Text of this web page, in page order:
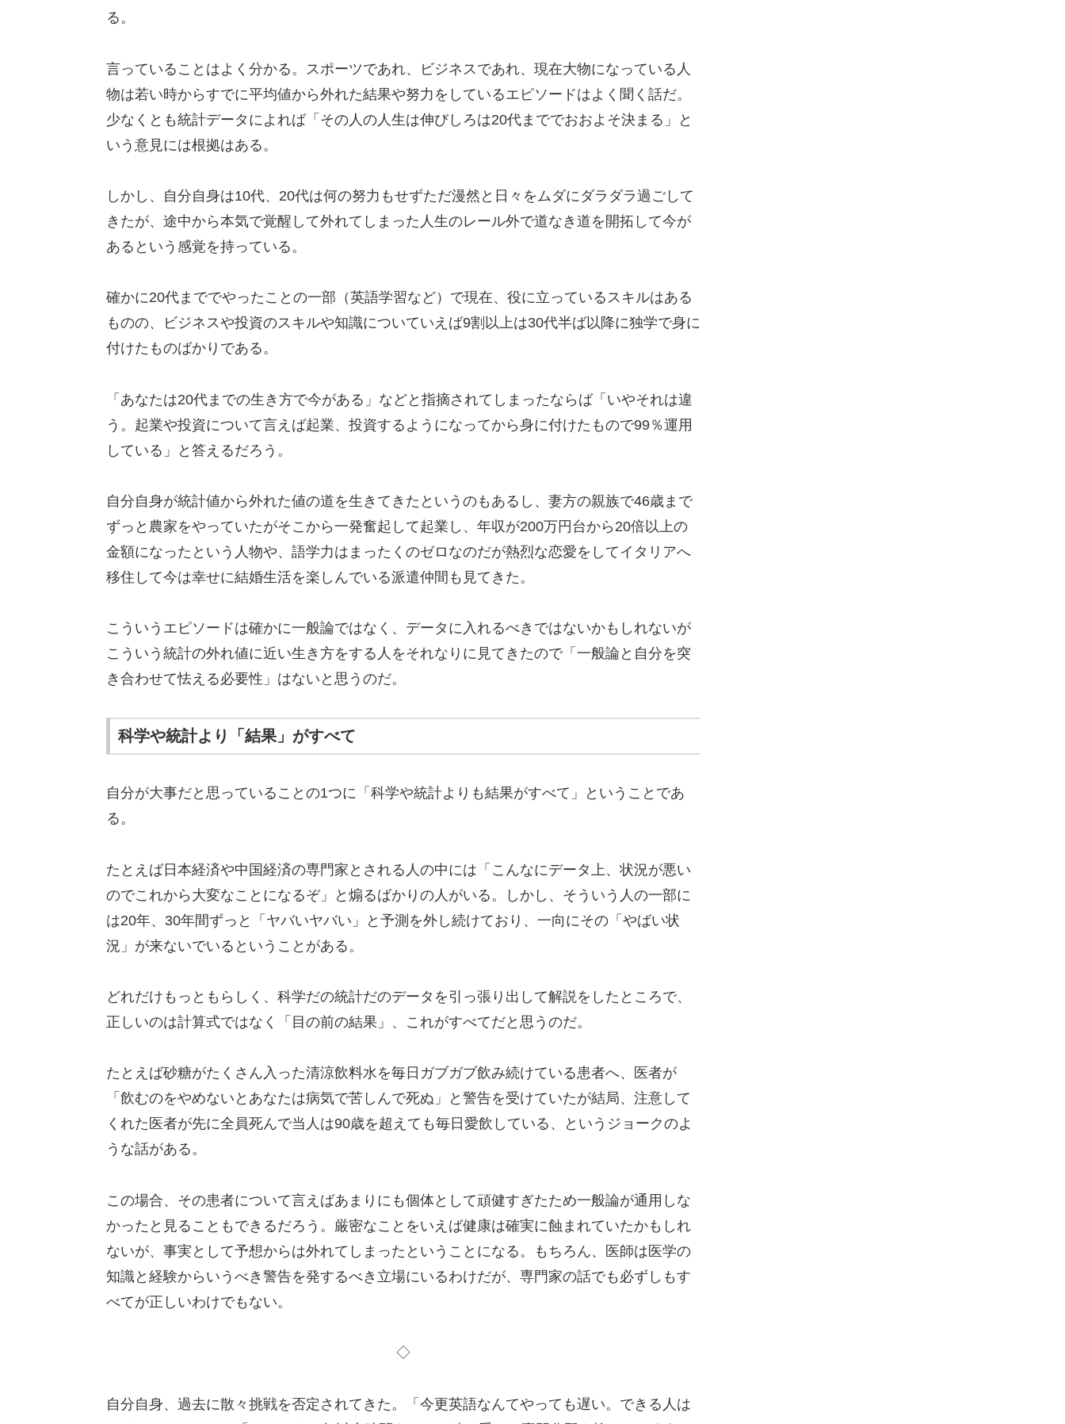
る。
言っていることはよく分かる。スポーツであれ、ビジネスであれ、現在大物になっている人
物は若い時からすでに平均値から外れた結果や努力をしているエピソードはよく聞く話だ。
少なくとも統計データによれば「その人の人生は伸びしろは20代まででおおよそ決まる」と
いう意見には根拠はある。
しかし、自分自身は10代、20代は何の努力もせずただ漫然と日々をムダにダラダラ過ごして
きたが、途中から本気で覚醒して外れてしまった人生のレール外で道なき道を開拓して今が
あるという感覚を持っている。
確かに20代まででやったことの一部（英語学習など）で現在、役に立っているスキルはある
ものの、ビジネスや投資のスキルや知識についていえば9割以上は30代半ば以降に独学で身に
付けたものばかりである。
「あなたは20代までの生き方で今がある」などと指摘されてしまったならば「いやそれは違
う。起業や投資について言えば起業、投資するようになってから身に付けたもので99％運用
している」と答えるだろう。
自分自身が統計値から外れた値の道を生きてきたというのもあるし、妻方の親族で46歳まで
ずっと農家をやっていたがそこから一発奮起して起業し、年収が200万円台から20倍以上の
金額になったという人物や、語学力はまったくのゼロなのだが熱烈な恋愛をしてイタリアへ
移住して今は幸せに結婚生活を楽しんでいる派遣仲間も見てきた。
こういうエピソードは確かに一般論ではなく、データに入れるべきではないかもしれないが
こういう統計の外れ値に近い生き方をする人をそれなりに見てきたので「一般論と自分を突
き合わせて怯える必要性」はないと思うのだ。
科学や統計より「結果」がすべて
自分が大事だと思っていることの1つに「科学や統計よりも結果がすべて」ということであ
る。
たとえば日本経済や中国経済の専門家とされる人の中には「こんなにデータ上、状況が悪い
のでこれから大変なことになるぞ」と煽るばかりの人がいる。しかし、そういう人の一部に
は20年、30年間ずっと「ヤバいヤバい」と予測を外し続けており、一向にその「やばい状
況」が来ないでいるということがある。
どれだけもっともらしく、科学だの統計だのデータを引っ張り出して解説をしたところで、
正しいのは計算式ではなく「目の前の結果」、これがすべてだと思うのだ。
たとえば砂糖がたくさん入った清涼飲料水を毎日ガブガブ飲み続けている患者へ、医者が
「飲むのをやめないとあなたは病気で苦しんで死ぬ」と警告を受けていたが結局、注意して
くれた医者が先に全員死んで当人は90歳を超えても毎日愛飲している、というジョークのよ
うな話がある。
この場合、その患者について言えばあまりにも個体として頑健すぎたため一般論が通用しな
かったと見ることもできるだろう。厳密なことをいえば健康は確実に蝕まれていたかもしれ
ないが、事実として予想からは外れてしまったということになる。もちろん、医師は医学の
知識と経験からいうべき警告を発するべき立場にいるわけだが、専門家の話でも必ずしもす
べてが正しいわけでもない。
◇
自分自身、過去に散々挑戦を否定されてきた。「今更英語なんてやっても遅い。できる人は